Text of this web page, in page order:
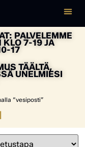
PALVELEMME
KLO 7-19 JA
17
TÄÄLTÄ,
UNELMIESI
“vesiposti”